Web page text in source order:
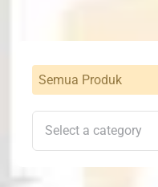
Semua Produk